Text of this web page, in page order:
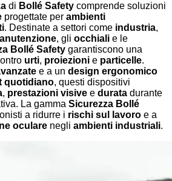
di Bollé Safety comprende soluzioni
progettate per ambienti
. Destinate a settori come industria,
, gli occhiali e le
Bollé Safety garantiscono una
urti, proiezioni e particelle.
e a un design ergonomico
quotidiano, questi dispositivi
, prestazioni visive e durata durante
La gamma Sicurezza Bollé
a ridurre i rischi sul lavoro e a
oculare negli ambienti industriali.